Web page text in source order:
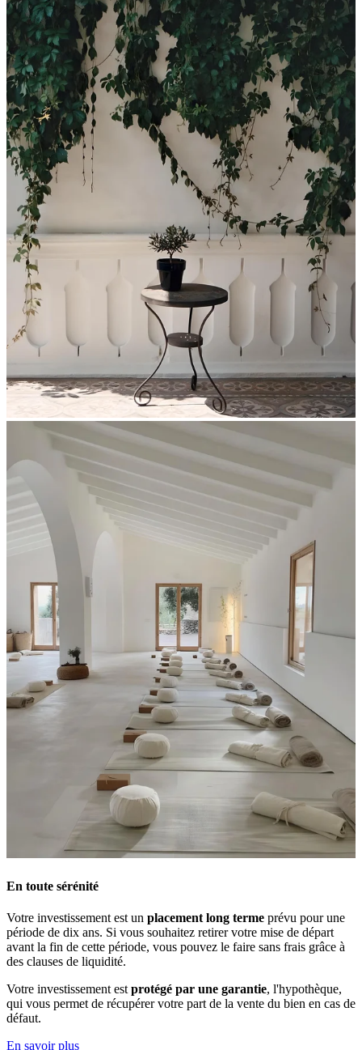
En toute sérénité
Votre investissement est un placement long terme prévu pour une
période de dix ans. Si vous souhaitez retirer votre mise de départ
avant la fin de cette période, vous pouvez le faire sans frais grâce à
des clauses de liquidité.
Votre investissement est protégé par une garantie, l'hypothèque,
qui vous permet de récupérer votre part de la vente du bien en cas de
défaut.
En savoir plus